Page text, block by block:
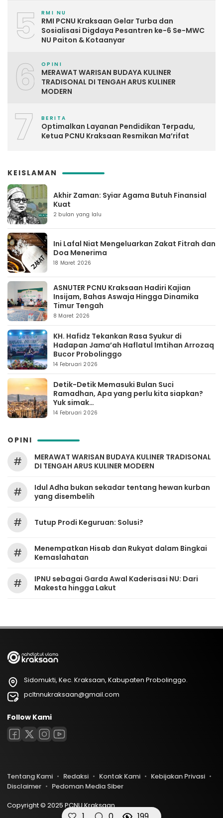
5 RMI NU
RMI PCNU Kraksaan Gelar Turba dan
Sosialisasi Digdaya Pesantren ke-6 Se-MWC
NU Paiton & Kotaanyar
6 OPINI
MERAWAT WARISAN BUDAYA KULINER
TRADISONAL DI TENGAH ARUS KULINER
MODERN
7 BERITA
Optimalkan Layanan Pendidikan Terpadu,
Ketua PCNU Kraksaan Resmikan Ma’rifat
KEISLAMAN
Akhir Zaman: Syiar Agama Butuh Finansial
Kuat
2 bulan yang lalu
Ini Lafal Niat Mengeluarkan Zakat Fitrah dan
Doa Menerima
18 Maret 2026
ASNUTER PCNU Kraksaan Hadiri Kajian
Insijam, Bahas Aswaja Hingga Dinamika
Timur Tengah
8 Maret 2026
KH. Hafidz Tekankan Rasa Syukur di
Hadapan Jama’ah Haflatul Imtihan Arrozaq
Bucor Probolinggo
14 Februari 2026
Detik-Detik Memasuki Bulan Suci
Ramadhan, Apa yang perlu kita siapkan?
Yuk simak…
14 Februari 2026
OPINI
#
MERAWAT WARISAN BUDAYA KULINER TRADISONAL
DI TENGAH ARUS KULINER MODERN
#
Idul Adha bukan sekadar tentang hewan kurban
yang disembelih
# Tutup Prodi Keguruan: Solusi?
#
Menempatkan Hisab dan Rukyat dalam Bingkai
Kemaslahatan
#
IPNU sebagai Garda Awal Kaderisasi NU: Dari
Makesta hingga Lakut
Sidomukti, Kec. Kraksaan, Kabupaten Probolinggo.
pcltnnukraksaan@gmail.com
Follow Kami
Tentang Kami Redaksi Kontak Kami
Kebijakan Privasi
Disclaimer
Pedoman Media Siber
Copyright © 2025 PCNU Kraksaan